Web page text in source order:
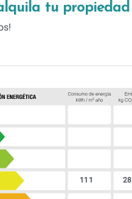
tu propiedad
111 28